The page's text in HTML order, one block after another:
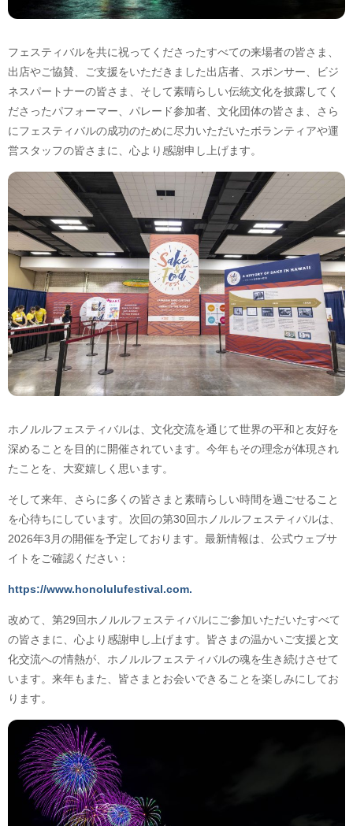
フェスティバルを共に祝ってくださったすべての来場者の皆さま、
出店やご協賛、ご支援をいただきました出店者、スポンサー、ビジ
ネスパートナーの皆さま、そして素晴らしい伝統文化を披露してく
ださったパフォーマー、パレード参加者、文化団体の皆さま、さら
にフェスティバルの成功のために尽力いただいたボランティアや運
営スタッフの皆さまに、心より感謝申し上げます。
ホノルルフェスティバルは、文化交流を通じて世界の平和と友好を
深めることを目的に開催されています。今年もその理念が体現され
たことを、大変嬉しく思います。
そして来年、さらに多くの皆さまと素晴らしい時間を過ごせること
を心待ちにしています。次回の第30回ホノルルフェスティバルは、
2026年3月の開催を予定しております。最新情報は、公式ウェブサ
イトをご確認ください：
https://www.honolulufestival.com.
改めて、第29回ホノルルフェスティバルにご参加いただいたすべて
の皆さまに、心より感謝申し上げます。皆さまの温かいご支援と文
化交流への情熱が、ホノルルフェスティバルの魂を生き続けさせて
います。来年もまた、皆さまとお会いできることを楽しみにしてお
ります。